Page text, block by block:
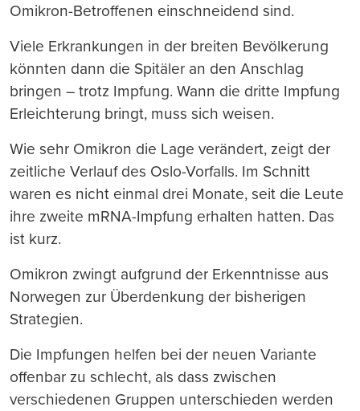
Omikron-Betroffenen einschneidend sind.
Viele Erkrankungen in der breiten Bevölkerung
könnten dann die Spitäler an den Anschlag
bringen – trotz Impfung. Wann die dritte Impfung
Erleichterung bringt, muss sich weisen.
Wie sehr Omikron die Lage verändert, zeigt der
zeitliche Verlauf des Oslo-Vorfalls. Im Schnitt
waren es nicht einmal drei Monate, seit die Leute
ihre zweite mRNA-Impfung erhalten hatten. Das
ist kurz.
Omikron zwingt aufgrund der Erkenntnisse aus
Norwegen zur Überdenkung der bisherigen
Strategien.
Die Impfungen helfen bei der neuen Variante
offenbar zu schlecht, als dass zwischen
verschiedenen Gruppen unterschieden werden